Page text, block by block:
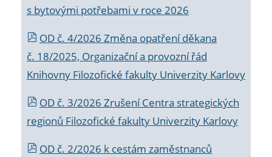
s bytovými potřebami v roce 2026
OD č. 4/2026 Změna opatření děkana
č. 18/2025, Organizační a provozní řád
Knihovny Filozofické fakulty Univerzity Karlovy
OD č. 3/2026 Zrušení Centra strategických
regionů Filozofické fakulty Univerzity Karlovy
OD č. 2/2026 k cestám zaměstnanců